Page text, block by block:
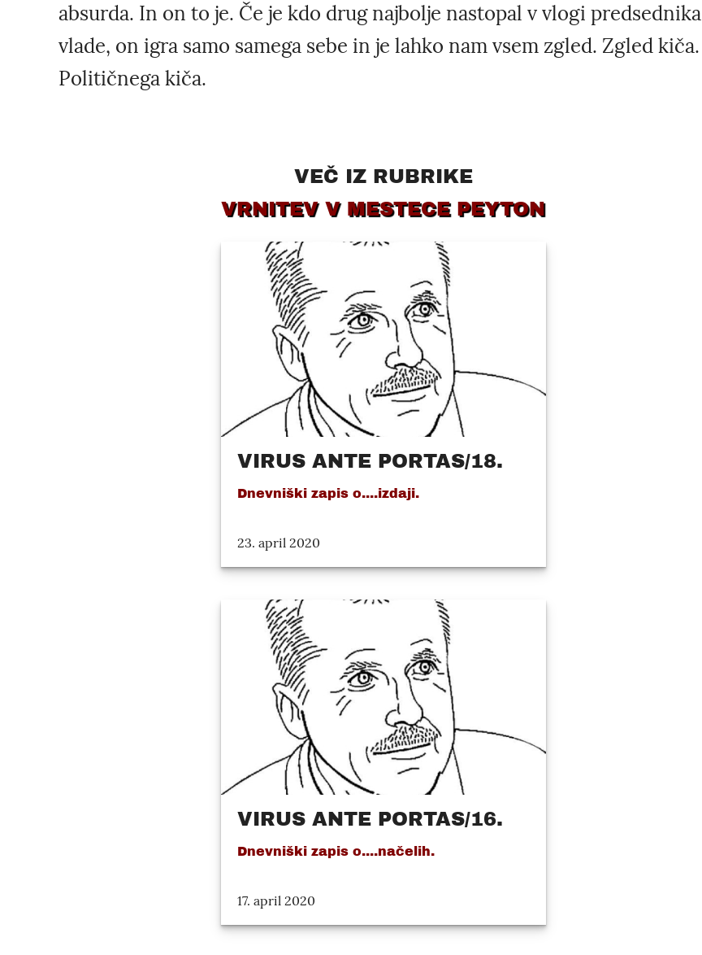
absurda. In on to je. Če je kdo drug najbolje nastopal v vlogi predsednika
vlade, on igra samo samega sebe in je lahko nam vsem zgled. Zgled kiča.
Političnega kiča.
VEČ IZ RUBRIKE
VRNITEV V MESTECE PEYTON
VIRUS ANTE PORTAS/18.
Dnevniški zapis o....izdaji.
23. april 2020
VIRUS ANTE PORTAS/16.
Dnevniški zapis o....načelih.
17. april 2020